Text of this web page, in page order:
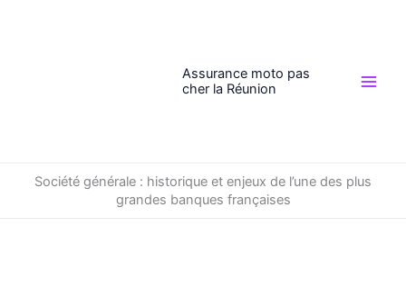
Assurance moto pas
cher la Réunion
Société générale : historique et enjeux de l’une des plus
grandes banques françaises